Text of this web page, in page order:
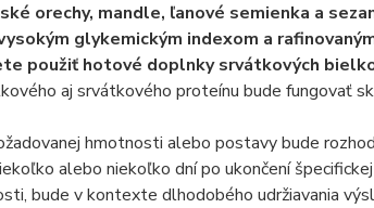
orechy, mandle, ľanové semienka a
glykemickým indexom a
použiť hotové doplnky srvátkových
aj srvátkového proteínu bude fungovať
hmotnosti alebo postavy bude
alebo niekoľko dní po ukončení
bude v kontexte dlhodobého udržiavania